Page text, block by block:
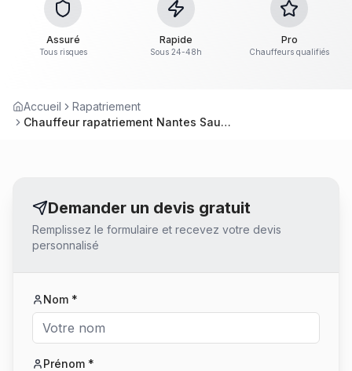
Assuré
Tous risques
Rapide
Sous 24-48h
Pro
Chauffeurs qualifiés
Accueil
Rapatriement
Chauffeur rapatriement Nantes Saumur – Livraison voiture
Demander un devis gratuit
Remplissez le formulaire et recevez votre devis
personnalisé
Nom *
Prénom *